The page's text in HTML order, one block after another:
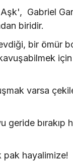
Aşk', Gabriel
biridir.
bir ömür
varsa
geride bırakıp
hayalimize!